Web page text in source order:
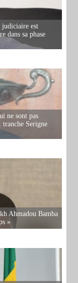
judiciaire est
dans sa phase
ne sont pas
tranche Serigne
Ahmadou Bamba
»